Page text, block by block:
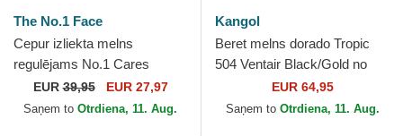
The No.1 Face
Cepur izliekta melns
regulējams No.1 Cares
Distressed Black Gold no
The No.1 Face
EUR39,95 EUR 27,97
Saņem to Otrdiena, 11. Aug.
Kangol
Beret melns dorado Tropic
504 Ventair Black/Gold no
EUR 64,95
Saņem to Otrdiena, 11. Aug.